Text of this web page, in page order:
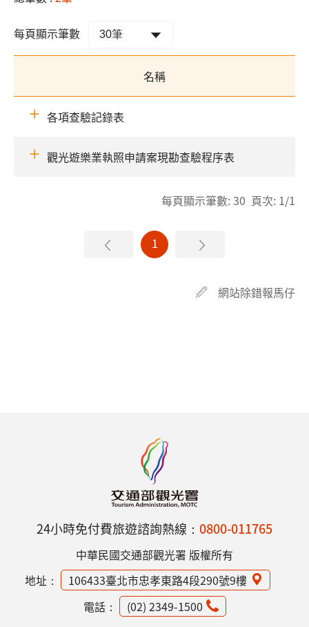
每頁顯示筆數
名稱
各項查驗記錄表
觀光遊樂業執照申請案現勘查驗程序表
每頁顯示筆數: 30 頁次: 1/1
1
網站除錯報馬仔
24小時免付費旅遊諮詢熱線： 0800-011765
中華民國交通部觀光署 版權所有
地址：
106433臺北市忠孝東路4段290號9樓
電話：
(02) 2349-1500